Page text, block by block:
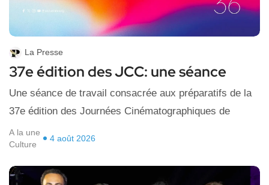
La Presse
37e édition des JCC: une séance
Une séance de travail consacrée aux préparatifs de la
37e édition des Journées Cinématographiques de
A la une
Culture
4 août 2026